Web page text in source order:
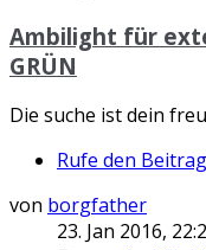
Ambilight für
GRÜN
Die suche ist dein
Rufe den
von borgfather
23. Jan 2016,